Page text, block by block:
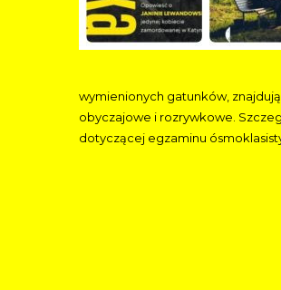
wymienionych gatunków,
obyczajowe i rozrywkowe.
dotyczącej egzaminu